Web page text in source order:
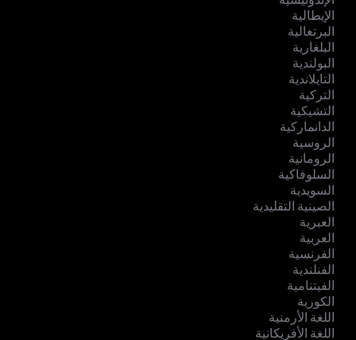
الإيطالية
البرتغالية
البلغارية
البولندية
التايلاندية
التركية
التشيكية
الدانماركية
الروسية
الرومانية
السلوفاكية
السويدية
الصينية التقليدية
العبرية
العربية
الفرنسية
الفنلندية
الفيتنامية
الكورية
اللغة الأرمنية
اللغة الأفريكانية